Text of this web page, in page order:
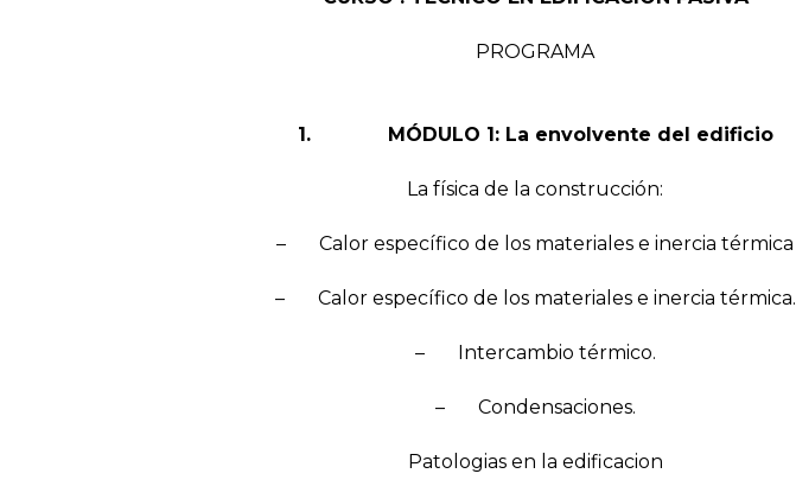
PROGRAMA
1. MÓDULO 1: La envolvente del edificio
La física de la construcción:
– Calor específico de los materiales e inercia térmica
– Calor específico de los materiales e inercia térmica.
– Intercambio térmico.
– Condensaciones.
Patologias en la edificacion